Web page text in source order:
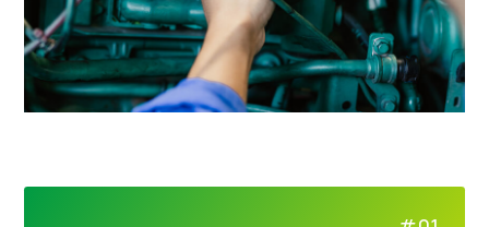
会社を知る
仕事を知る
人を知る